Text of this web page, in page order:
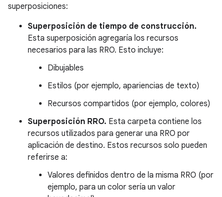
superposiciones:
Superposición de tiempo de construcción.
Esta superposición agregaría los recursos
necesarios para las RRO. Esto incluye:
Dibujables
Estilos (por ejemplo, apariencias de texto)
Recursos compartidos (por ejemplo, colores)
Superposición RRO. Esta carpeta contiene los
recursos utilizados para generar una RRO por
aplicación de destino. Estos recursos solo pueden
referirse a:
Valores definidos dentro de la misma RRO (por
ejemplo, para un color sería un valor